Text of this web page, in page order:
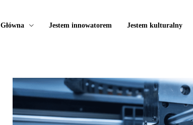
Główna Jestem innowatorem Jestem kulturalny